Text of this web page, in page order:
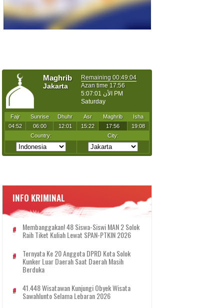
INFO KRIMINAL
Membanggakan! 48 Siswa-Siswi MAN 2 Solok
Raih Tiket Kuliah Lewat SPAN-PTKIN 2026
Ternyata Ke 20 Anggota DPRD Kota Solok
Kunker Luar Daerah Saat Daerah Masih
Berduka
41.448 Wisatawan Kunjungi Obyek Wisata
Sawahlunto Selama Lebaran 2026